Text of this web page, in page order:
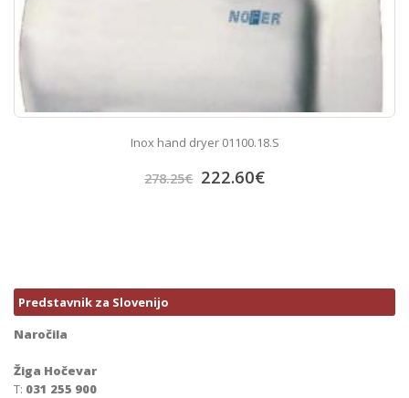
Inox hand dryer 01100.18.S
278.25€ 222.60€
Predstavnik za Slovenijo
Naročila
Žiga Hočevar
T: 031 255 900